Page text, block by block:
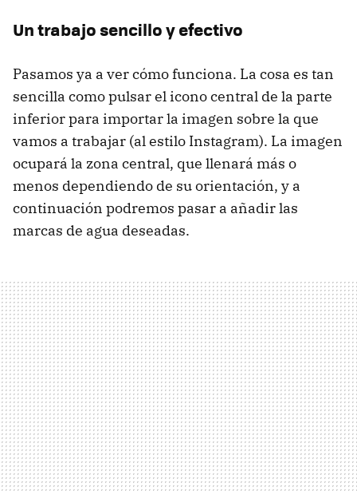
Un trabajo sencillo y efectivo
Pasamos ya a ver cómo funciona. La cosa es tan
sencilla como pulsar el icono central de la parte
inferior para importar la imagen sobre la que
vamos a trabajar (al estilo Instagram). La imagen
ocupará la zona central, que llenará más o
menos dependiendo de su orientación, y a
continuación podremos pasar a añadir las
marcas de agua deseadas.